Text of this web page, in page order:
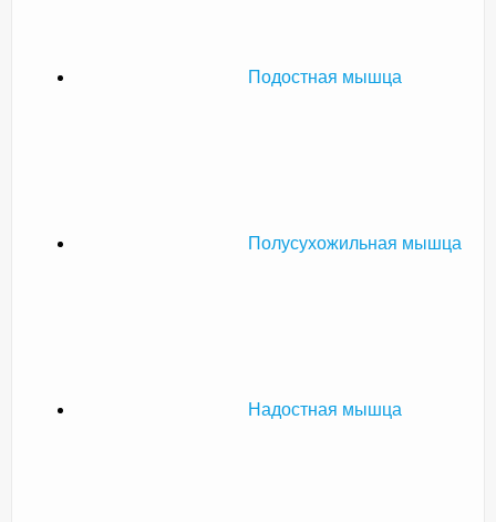
Подостная мышца
Полусухожильная мышца
Надостная мышца